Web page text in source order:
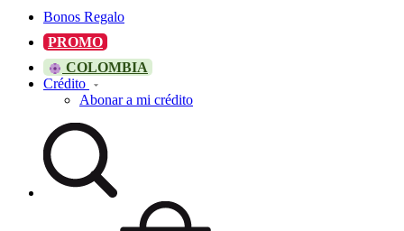
Bonos Regalo
PROMO
COLOMBIA
Crédito
Abonar a mi crédito